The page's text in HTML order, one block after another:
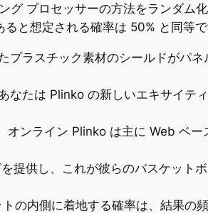
グ プロセッサーの方法をランダム
と想定される確率は 50% と同等で
プラスチック素材のシールドがパネ
なたは Plinko の新しいエキサイテ
オンライン Plinko は主に Web ベー
提供し、これが彼らのバスケット
の内側に着地する確率は、結果の